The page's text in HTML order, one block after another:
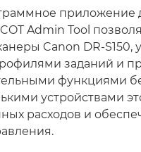
приложение
Admin Tool
Canon DR-S150,
заданий и
функциями
устройствами
расходов и